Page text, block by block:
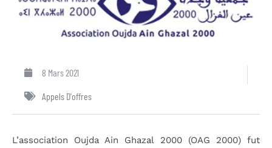
8 Mars 2021
Appels D'offres
L’association Oujda Ain Ghazal 2000 (OAG 2000) fut